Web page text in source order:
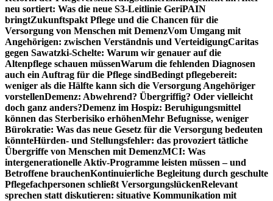
neu sortiert: Was die neue S3-Leitlinie GeriPAIN
bringtZukunftspakt Pflege und die Chancen für die
Versorgung von Menschen mit DemenzVom Umgang mit
Angehörigen: zwischen Verständnis und VerteidigungCaritas
gegen Sawatzki-Schelte: Warum wir genauer auf die
Altenpflege schauen müssenWarum die fehlenden Diagnosen
auch ein Auftrag für die Pflege sindBedingt pflegebereit:
weniger als die Hälfte kann sich die Versorgung Angehöriger
vorstellenDemenz: Abwehrend? Übergriffig? Oder vielleicht
doch ganz anders?Demenz im Hospiz: Beruhigungsmittel
können das Sterberisiko erhöhenMehr Befugnisse, weniger
Bürokratie: Was das neue Gesetz für die Versorgung bedeuten
könnteHürden- und Stellungsfehler: das provoziert tätliche
Übergriffe von Menschen mit DemenzMCI: Was
intergenerationelle Aktiv-Programme leisten müssen – und
Betroffene brauchenKontinuierliche Begleitung durch geschulte
Pflegefachpersonen schließt VersorgungslückenRelevant
sprechen statt diskutieren: situative Kommunikation mit